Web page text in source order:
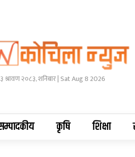
श्रावण २०८३, शनिबार | Sat Aug 8 2026
कृषि शिक्षा